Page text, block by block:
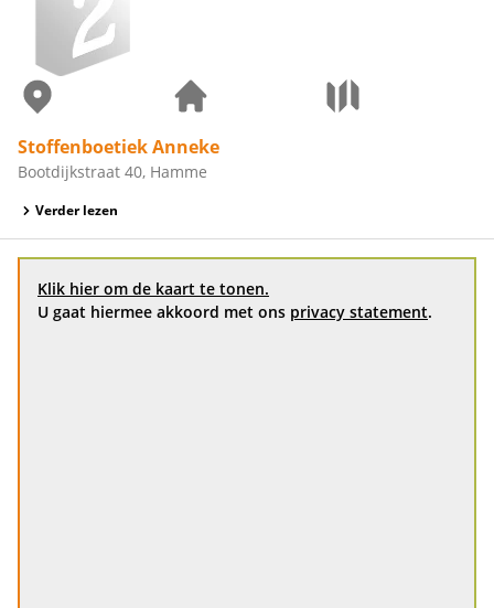
Stoffenboetiek Anneke
Bootdijkstraat 40, Hamme
Verder lezen
Klik hier om de kaart te tonen.
U gaat hiermee akkoord met ons privacy statement.